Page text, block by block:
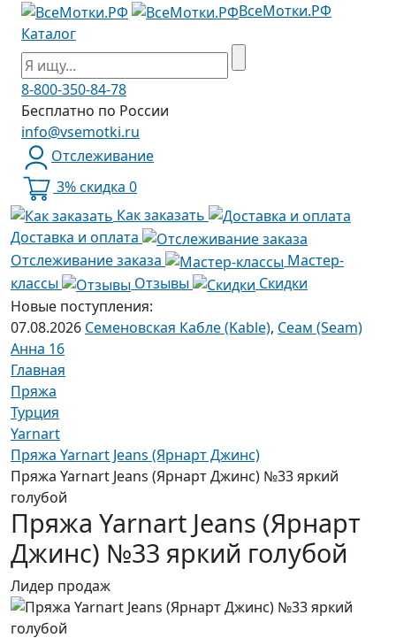
ВсеМотки.РФ
Каталог
8-800-350-84-78
Бесплатно по России
info@vsemotki.ru
Отслеживание
3% скидка 0
Как заказать
Доставка и оплата
Отслеживание заказа
Мастер-
классы
Отзывы
Скидки
Новые поступления:
07.08.2026 Семеновская Кабле (Kable), Сеам (Seam)
Анна 16
Главная
Пряжа
Турция
Yarnart
Пряжа Yarnart Jeans (Ярнарт Джинс)
Пряжа Yarnart Jeans (Ярнарт Джинс) №33 яркий
голубой
Пряжа Yarnart Jeans (Ярнарт
Джинс) №33 яркий голубой
Лидер продаж